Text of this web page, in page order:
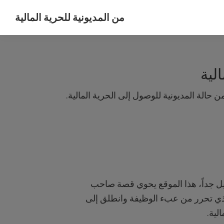
من المديونية للحرية المالية
المديونية للوصول إلى الحرية المالية.
جداً، هذا الموقع يحوي قصة صاحب
تحرر من عبء الوظيفة وانطلق إلى